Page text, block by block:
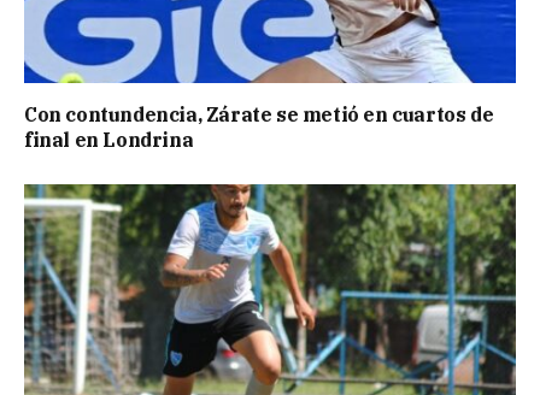
Con contundencia, Zárate se metió en cuartos de
final en Londrina